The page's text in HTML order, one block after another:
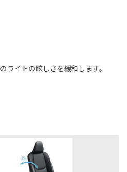
ライトの眩しさを緩和します。